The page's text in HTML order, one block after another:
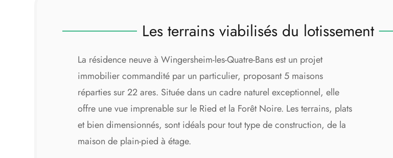
Les terrains viabilisés du lotissement
La résidence neuve à Wingersheim-les-Quatre-Bans est un projet
immobilier commandité par un particulier, proposant 5 maisons
réparties sur 22 ares. Située dans un cadre naturel exceptionnel, elle
offre une vue imprenable sur le Ried et la Forêt Noire. Les terrains, plats
et bien dimensionnés, sont idéals pour tout type de construction, de la
maison de plain-pied à étage.